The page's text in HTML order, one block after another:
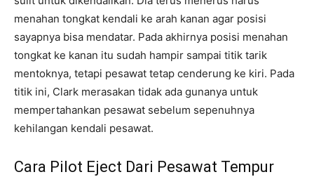
menahan tongkat kendali ke arah kanan agar posisi
sayapnya bisa mendatar. Pada akhirnya posisi menahan
tongkat ke kanan itu sudah hampir sampai titik tarik
mentoknya, tetapi pesawat tetap cenderung ke kiri. Pada
titik ini, Clark merasakan tidak ada gunanya untuk
mempertahankan pesawat sebelum sepenuhnya
kehilangan kendali pesawat.
Cara Pilot Eject Dari Pesawat Tempur